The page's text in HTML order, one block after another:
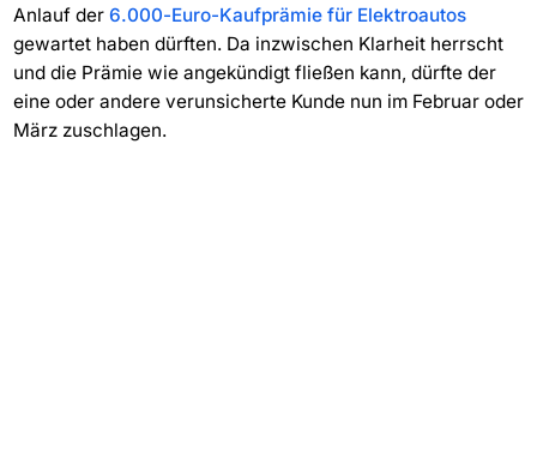
Anlauf der 6.000-Euro-Kaufprämie für Elektroautos
gewartet haben dürften. Da inzwischen Klarheit herrscht
und die Prämie wie angekündigt fließen kann, dürfte der
eine oder andere verunsicherte Kunde nun im Februar oder
März zuschlagen.